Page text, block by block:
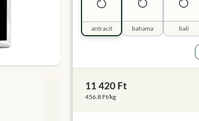
antracit bahama bali
11 420 Ft
456.8 Ft/kg